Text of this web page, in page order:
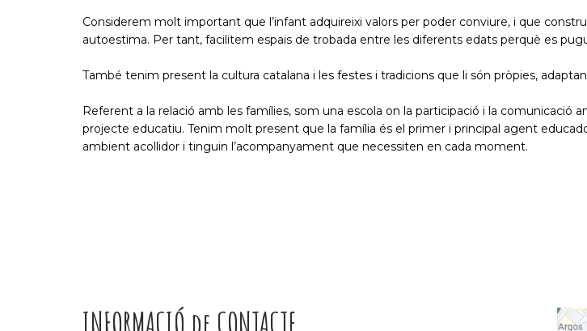
Considerem molt important que l’infant adquireixi valors per poder conviure, i que
autoestima. Per tant, facilitem espais de trobada entre les diferents edats perquè es
També tenim present la cultura catalana i les festes i tradicions que li són pròpies,
Referent a la relació amb les famílies, som una escola on la participació i la
projecte educatiu. Tenim molt present que la família és el primer i principal agent
ambient acollidor i tinguin l’acompanyament que necessiten en cada moment.
INFORMACIÓ de CONTACTE